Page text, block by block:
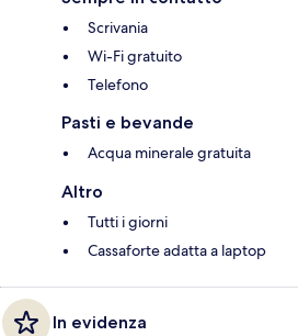
Scrivania
Wi-Fi gratuito
Telefono
Pasti e bevande
Acqua minerale gratuita
Altro
Tutti i giorni
Cassaforte adatta a laptop
In evidenza